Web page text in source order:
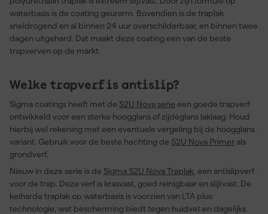
waterbasis is de coating geurarm. Bovendien is de traplak
sneldrogend en al binnen 24 uur overschilderbaar, en binnen twee
dagen uitgehard. Dat maakt deze coating een van de beste
trapverven op de markt.
Welke trapverf is antislip?
Sigma coatings heeft met de S2U Nova serie een goede trapverf
ontwikkeld voor een sterke hoogglans of zijdeglans laklaag. Houd
hierbij wel rekening met een eventuele vergeling bij de hoogglans
variant. Gebruik voor de beste hechting de S2U Nova Primer als
grondverf.
Nieuw in deze serie is de Sigma S2U Nova Traplak , een antislipverf
voor de trap. Deze verf is krasvast, goed reinigbaar en slijtvast. De
keiharde traplak op waterbasis is voorzien van LTA plus
technologie, wat bescherming biedt tegen huidvet en dagelijks